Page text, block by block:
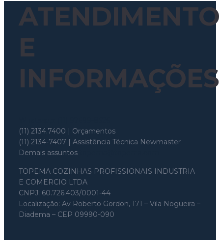
ATENDIMENTO
E
INFORMAÇÕES
(11) 2134.7400 | Orçamentos
(11) 2134-7407 | Assistência Técnica Newmaster
Demais assuntos
TOPEMA COZINHAS PROFISSIONAIS INDUSTRIA
E COMERCIO LTDA
CNPJ: 60.726.403/0001-44
Localização: Av Roberto Gordon, 171 – Vila Nogueira –
Diadema – CEP 09990-090